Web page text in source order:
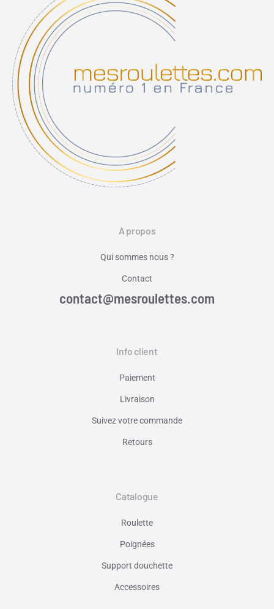
A propos
Qui sommes nous ?
Contact
contact@mesroulettes.com
Info client
Paiement
Livraison
Suivez votre commande
Retours
Catalogue
Roulette
Poignées
Support douchette
Accessoires